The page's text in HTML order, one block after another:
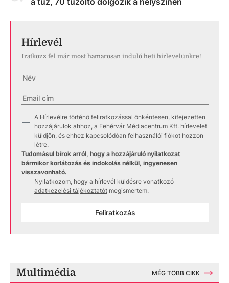
Hírlevél
Iratkozz fel már most hamarosan induló heti hírlevelünkre!
A Hírlevélre történő feliratkozással önkéntesen, kifejezetten
hozzájárulok ahhoz, a Fehérvár Médiacentrum Kft. hírlevelet
küldjön, és ehhez kapcsolódóan felhasználói fiókot hozzon
létre.
Tudomásul bírok arról, hogy a hozzájáruló nyilatkozat
bármikor korlátozás és indokolás nélkül, ingyenesen
visszavonható.
Nyilatkozom, hogy a hírlevél küldésre vonatkozó
adatkezelési tájékoztatót megismertem.
Feliratkozás
Multimédia MÉG TÖBB CIKK